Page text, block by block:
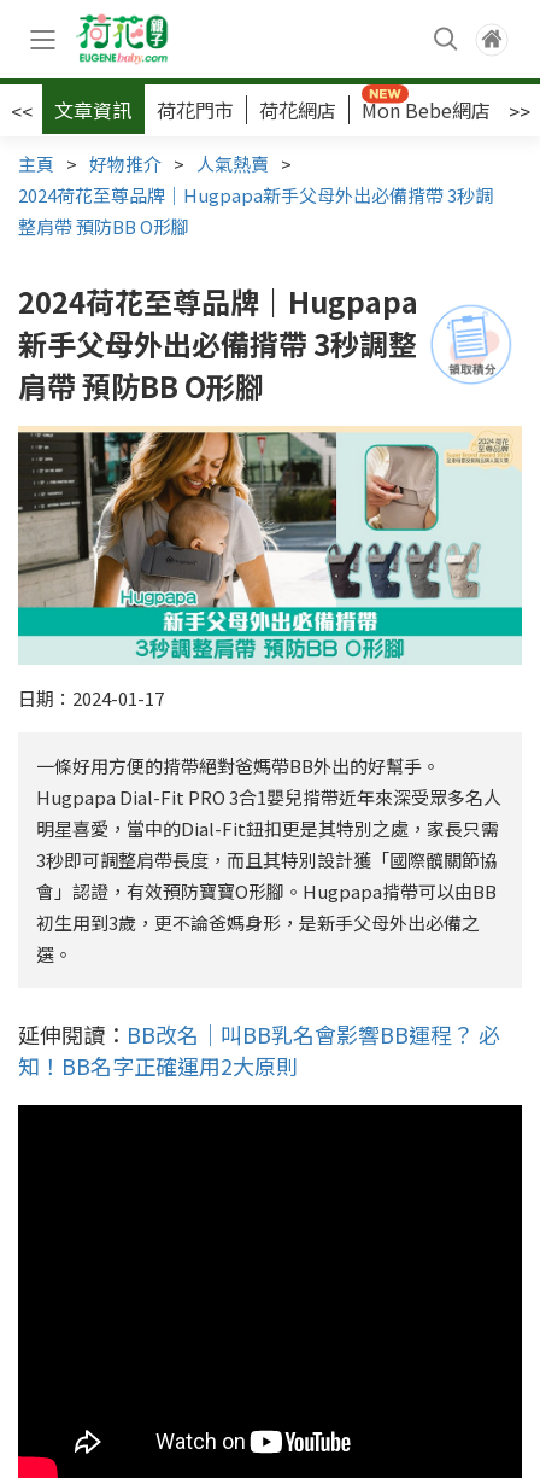
<< 文章資訊 荷花門市 荷花網店 Mon Bebe網店 >>
主頁 > 好物推介 > 人氣熱賣 >
2024荷花至尊品牌｜Hugpapa新手父母外出必備揹帶 3秒調
整肩帶 預防BB O形腳
2024荷花至尊品牌｜Hugpapa
新手父母外出必備揹帶 3秒調整
肩帶 預防BB O形腳
日期：2024-01-17
一條好用方便的揹帶絕對爸媽帶BB外出的好幫手。
Hugpapa Dial-Fit PRO 3合1嬰兒揹帶近年來深受眾多名人
明星喜愛，當中的Dial-Fit鈕扣更是其特別之處，家長只需
3秒即可調整肩帶長度，而且其特別設計獲「國際髖關節協
會」認證，有效預防寶寶O形腳。Hugpapa揹帶可以由BB
初生用到3歲，更不論爸媽身形，是新手父母外出必備之
選。
延伸閱讀： BB改名｜叫BB乳名會影響BB運程？ 必
知！BB名字正確運用2大原則